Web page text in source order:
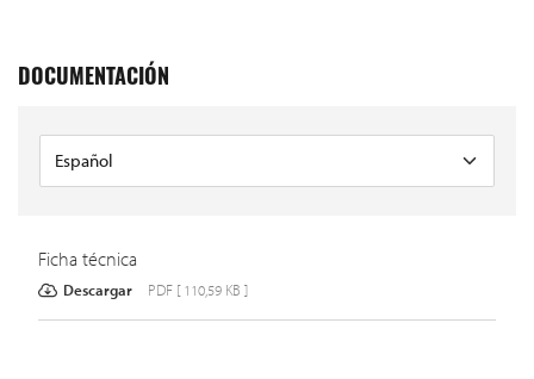
DOCUMENTACIÓN
Ficha técnica
Descargar PDF [ 110,59 KB ]